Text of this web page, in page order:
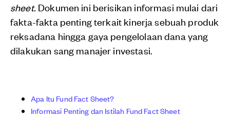
sheet. Dokumen ini berisikan informasi mulai dari
fakta-fakta penting terkait kinerja sebuah produk
reksadana hingga gaya pengelolaan dana yang
dilakukan sang manajer investasi.
Apa Itu Fund Fact Sheet?
Informasi Penting dan Istilah Fund Fact Sheet